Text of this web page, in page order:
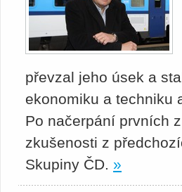
převzal jeho úsek a
ekonomiku a techniku
Po načerpání prvních
zkušenosti z
Skupiny ČD. »